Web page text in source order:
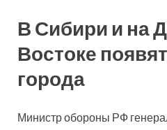
В Сибири и на
Востоке
города
Министр обороны РФ